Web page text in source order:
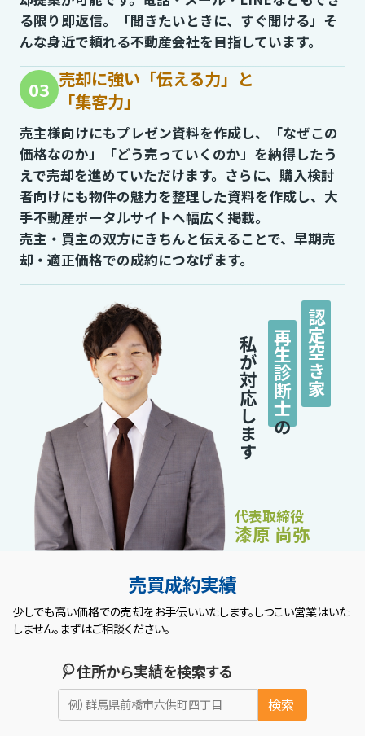
る限り即返信。「聞きたいときに、すぐ聞ける」そ
んな身近で頼れる不動産会社を目指しています。
03 売却に強い「伝える力」と
「集客力」
売主様向けにもプレゼン資料を作成し、「なぜこの
価格なのか」「どう売っていくのか」を納得したう
えで売却を進めていただけます。さらに、購入検討
者向けにも物件の魅力を整理した資料を作成し、大
手不動産ポータルサイトへ幅広く掲載。
売主・買主の双方にきちんと伝えることで、早期売
却・適正価格での成約につなげます。
認定空き家
再生診断士
の
私が対応します
代表取締役
漆原 尚弥